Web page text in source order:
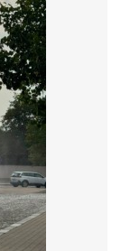
4. 8. 2026